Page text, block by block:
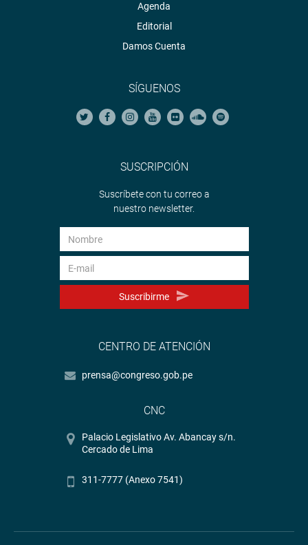
Agenda
Editorial
Damos Cuenta
SÍGUENOS
SUSCRIPCIÓN
Suscríbete con tu correo a
nuestro newsletter.
Suscribirme
CENTRO DE ATENCIÓN
prensa@congreso.gob.pe
CNC
Palacio Legislativo Av. Abancay s/n.
Cercado de Lima
311-7777 (Anexo 7541)